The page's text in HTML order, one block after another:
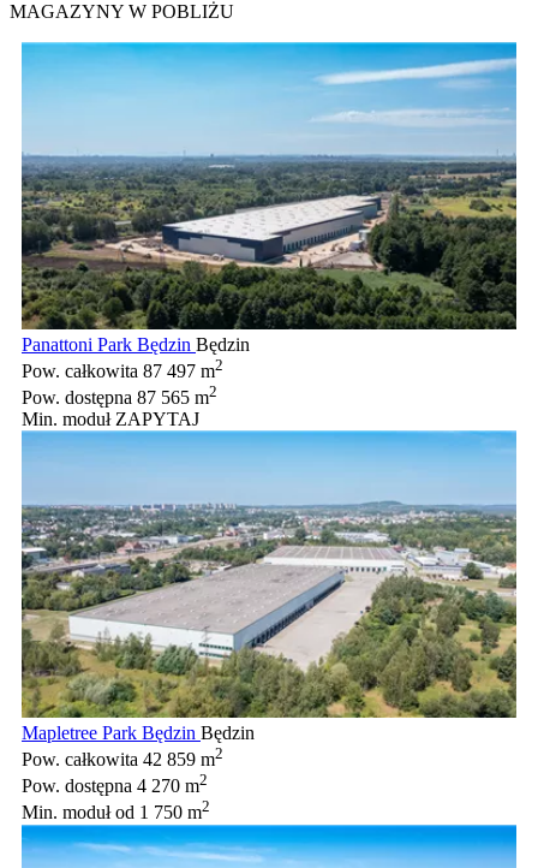
MAGAZYNY W POBLIŻU
Panattoni Park Będzin Będzin
Pow. całkowita 87 497 m2
Pow. dostępna 87 565 m2
Min. moduł ZAPYTAJ
Mapletree Park Będzin Będzin
Pow. całkowita 42 859 m2
Pow. dostępna 4 270 m2
Min. modułod 1 750 m2